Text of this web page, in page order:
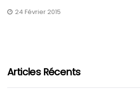
24 Février 2015
Articles Récents